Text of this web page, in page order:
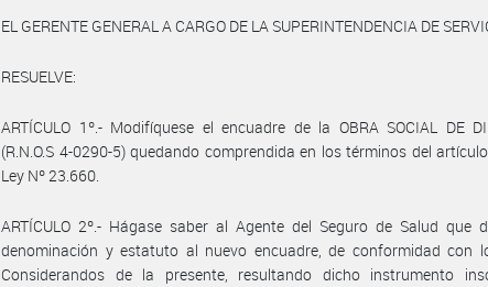
EL GERENTE GENERAL A CARGO DE LA SUPERINTENDENCIA DE
RESUELVE:
ARTÍCULO 1º.- Modifíquese el encuadre de la OBRA SOCIAL DE
(R.N.O.S 4-0290-5) quedando comprendida en los términos del
Ley Nº 23.660.
ARTÍCULO 2º.- Hágase saber al Agente del Seguro de Salud que
denominación y estatuto al nuevo encuadre, de conformidad con
Considerandos de la presente, resultando dicho instrumento